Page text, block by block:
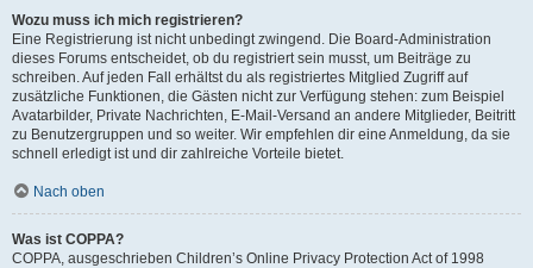
Wozu muss ich mich registrieren?
Eine Registrierung ist nicht unbedingt zwingend. Die Board-Administration
dieses Forums entscheidet, ob du registriert sein musst, um Beiträge zu
schreiben. Auf jeden Fall erhältst du als registriertes Mitglied Zugriff auf
zusätzliche Funktionen, die Gästen nicht zur Verfügung stehen: zum Beispiel
Avatarbilder, Private Nachrichten, E-Mail-Versand an andere Mitglieder, Beitritt
zu Benutzergruppen und so weiter. Wir empfehlen dir eine Anmeldung, da sie
schnell erledigt ist und dir zahlreiche Vorteile bietet.
Nach oben
Was ist COPPA?
COPPA, ausgeschrieben Children’s Online Privacy Protection Act of 1998